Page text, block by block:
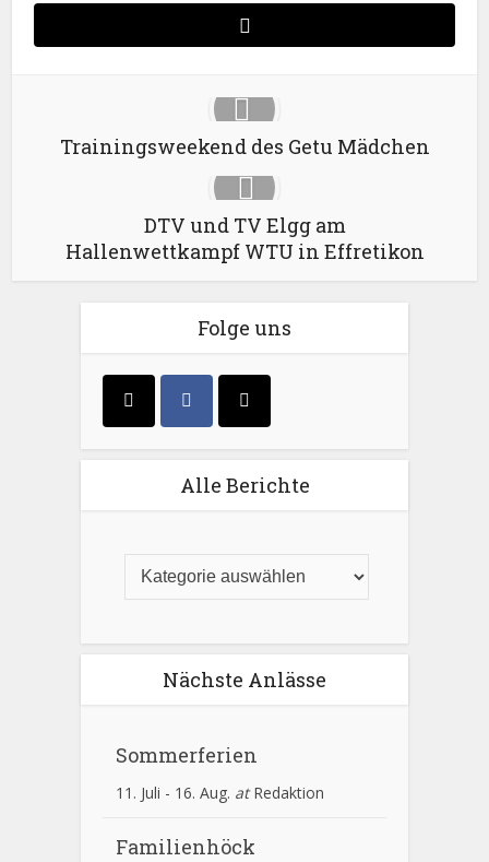
Trainingsweekend des Getu Mädchen
DTV und TV Elgg am
Hallenwettkampf WTU in Effretikon
Folge uns
Alle Berichte
Nächste Anlässe
Sommerferien
11. Juli - 16. Aug. atRedaktion
Familienhöck